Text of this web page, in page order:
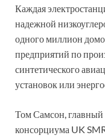
Каждая
надежной
одного миллион
предприятий по
синтетического
установок или
Том Самсон,
консорциума UK